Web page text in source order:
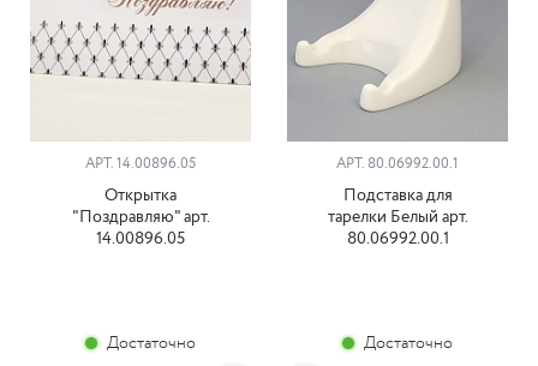
АРТ. 14.00896.05
Открытка
"Поздравляю" арт.
14.00896.05
Достаточно
АРТ. 80.06992.00.1
Подставка для
тарелки Белый арт.
80.06992.00.1
Достаточно